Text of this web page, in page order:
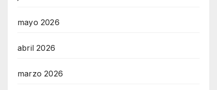
mayo 2026
abril 2026
marzo 2026